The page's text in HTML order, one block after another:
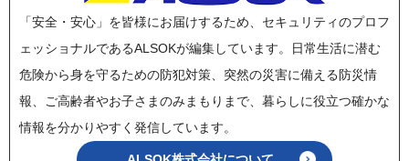
「安全・安心」を皆様にお届けするため、セキュリティのプロフ
ェッショナルであるALSOKが編集しています。日常生活に潜む
危険から身を守るための防犯対策、突然の災害に備える防災情
報、ご高齢者やお子さまのみまもりまで、暮らしに役立つ確かな
情報を分かりやすく発信しています。